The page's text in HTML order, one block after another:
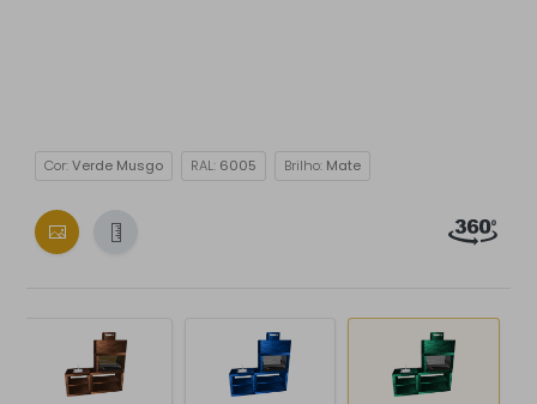
Cor:Verde Musgo RAL: 6005 Brilho: Mate